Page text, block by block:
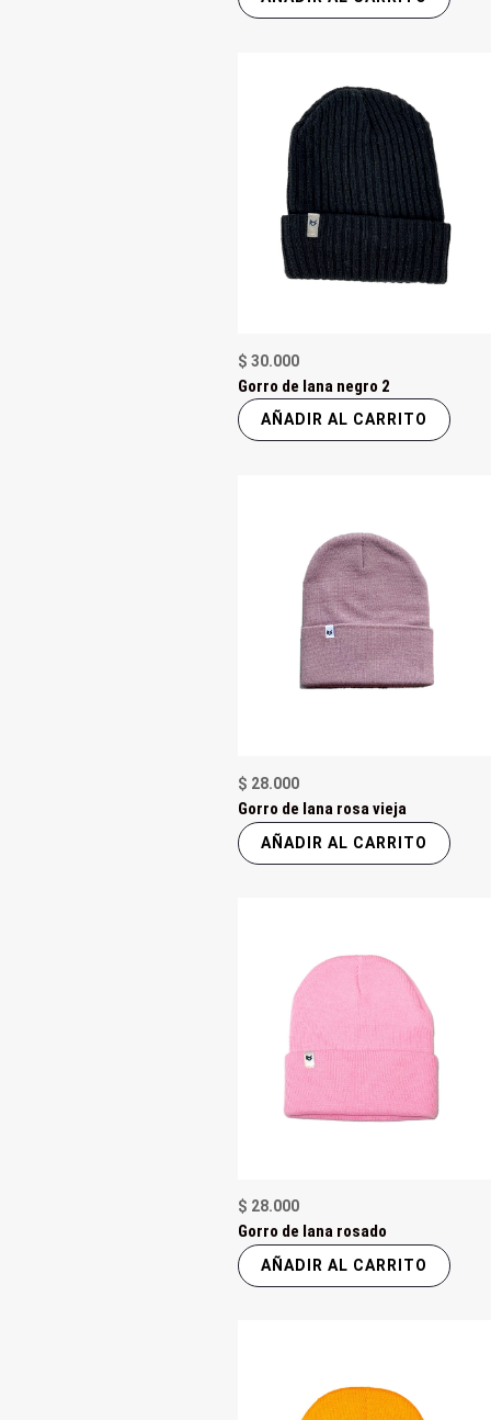
$ 30.000
Gorro de lana negro 2
AÑADIR AL CARRITO
$ 28.000
Gorro de lana rosa vieja
AÑADIR AL CARRITO
$ 28.000
Gorro de lana rosado
AÑADIR AL CARRITO